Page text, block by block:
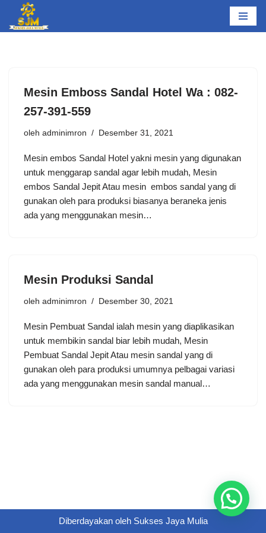
Lompat
Mesin Emboss Sandal Hotel Wa : 082-
257-391-559
oleh adminimron Desember 31, 2021
Mesin embos Sandal Hotel yakni mesin yang digunakan
untuk menggarap sandal agar lebih mudah, Mesin
embos Sandal Jepit Atau mesin embos sandal yang di
gunakan oleh para produksi biasanya beraneka jenis
ada yang menggunakan mesin…
Mesin Produksi Sandal
oleh adminimron Desember 30, 2021
Mesin Pembuat Sandal ialah mesin yang diaplikasikan
untuk membikin sandal biar lebih mudah, Mesin
Pembuat Sandal Jepit Atau mesin sandal yang di
gunakan oleh para produksi umumnya pelbagai variasi
ada yang menggunakan mesin sandal manual…
Diberdayakan oleh Sukses Jaya Mulia